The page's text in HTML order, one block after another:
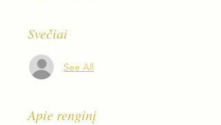
Svečiai
See All
Apie renginį